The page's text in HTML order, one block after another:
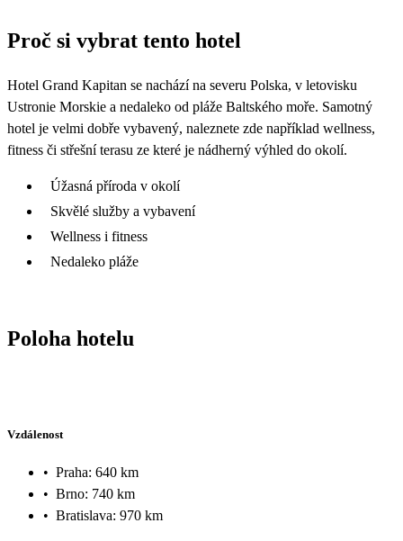
23
2 089
24 25 26
30
2 089
Proč si vybrat tento hotel
Hotel Grand Kapitan se nachází na severu Polska, v letovisku
Ustronie Morskie a nedaleko od pláže Baltského moře. Samotný
hotel je velmi dobře vybavený, naleznete zde například wellness,
fitness či střešní terasu ze které je nádherný výhled do okolí.
Úžasná příroda v okolí
Skvělé služby a vybavení
Wellness i fitness
Nedaleko pláže
Poloha hotelu
Vzdálenost
• Praha: 640 km
• Brno: 740 km
• Bratislava: 970 km